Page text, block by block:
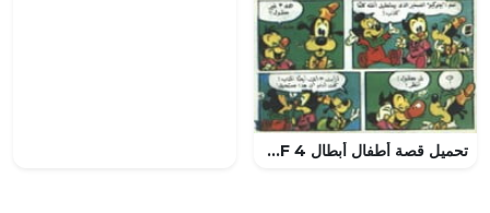
تحميل قصة أطفال أبطال 4 PDF للكاتب مجلة ميكى